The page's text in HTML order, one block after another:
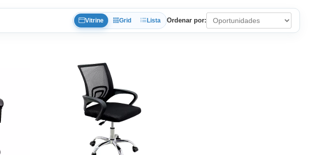
Vitrine Grid Lista Ordenar por: